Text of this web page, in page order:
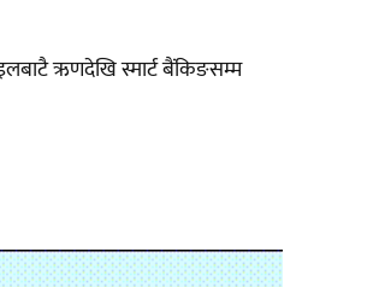
ऋणदेखि स्मार्ट बैंकिङसम्म